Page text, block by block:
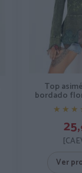
Top
bordado
25,
Ver